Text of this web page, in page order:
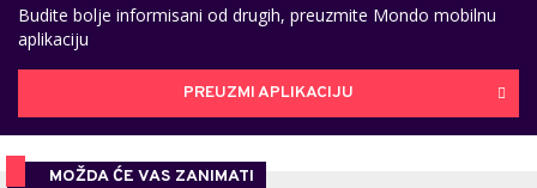
Budite bolje informisani od drugih, preuzmite Mondo mobilnu
aplikaciju
PREUZMI APLIKACIJU
MOŽDA ĆE VAS ZANIMATI